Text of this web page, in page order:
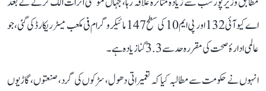
اے کیو آئی 132 اور پی ایم 10 کی سطح 147 مائیکروگرام فی مکعب میٹر ریکارڈ کی گئی، جو
عالمی ادارۂ صحت کی مقررہ حد سے 3.3 گنا زیادہ ہے۔
انہوں نے حکومت سے مطالبہ کیا کہ تعمیراتی دھول، سڑکوں کی گرد، صنعتوں، گاڑیوں